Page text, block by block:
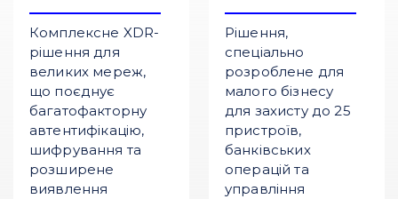
Комплексне XDR-
рішення для
великих мереж,
що поєднує
багатофакторну
автентифікацію,
шифрування та
розширене
виявлення
Рішення,
спеціально
розроблене для
малого бізнесу
для захисту до 25
пристроїв,
банківських
операцій та
управління